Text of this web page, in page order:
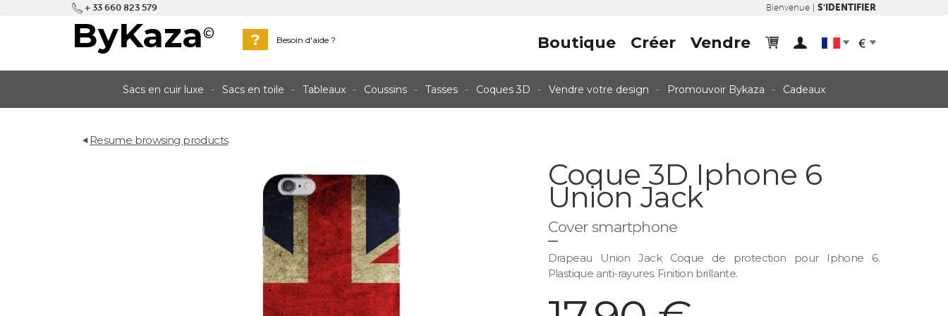
+ 33 660 823 579 Bienvenue | S'IDENTIFIER
ByKaza© ? Besoin d'aide ? dropdown
dropdown
Boutique Créer Vendre cart user
Sacs en cuir luxe Sacs en toile Tableaux Coussins Tasses Coques 3D Vendre votre design Promouvoir Bykaza Cadeaux
back Resume browsing products
Coque 3D Iphone 6
Union Jack
Cover smartphone
Drapeau Union Jack Coque de protection pour Iphone 6.
Plastique anti-rayures. Finition brillante.